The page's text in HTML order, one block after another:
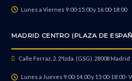
Lunes a Viernes 9:00-15:00 y 16:00-18:00
MADRID CENTRO (PLAZA DE
Calle Ferraz, 2. 2ºIzda. (GSG). 28008 Madrid
Lunes a Jueves 9:00-14:00 y 15:00-18:00 ·